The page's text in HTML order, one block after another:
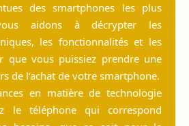
des smartphones les plus
aidons à décrypter les
les fonctionnalités et les
que vous puissiez prendre une
de l’achat de votre smartphone.
en matière de technologie
le téléphone qui correspond